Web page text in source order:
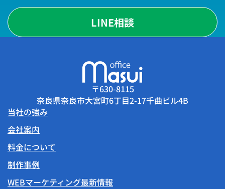
LINE相談
〒630-8115
奈良県奈良市大宮町6丁目2-17千曲ビル4B
当社の強み
会社案内
料金について
制作事例
WEBマーケティング最新情報